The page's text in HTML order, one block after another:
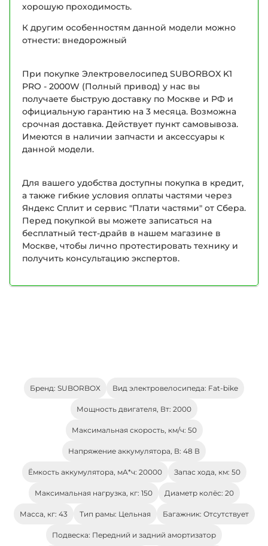
хорошую проходимость.
К другим особенностям данной модели можно
отнести: внедорожный
При покупке Электровелосипед SUBORBOX K1
PRO - 2000W (Полный привод) у нас вы
получаете быструю доставку по Москве и РФ и
официальную гарантию на 3 месяца. Возможна
срочная доставка. Действует пункт самовывоза.
Имеются в наличии запчасти и аксессуары к
данной модели.
Для вашего удобства доступны покупка в кредит,
а также гибкие условия оплаты частями через
Яндекс Сплит и сервис "Плати частями" от Сбера.
Перед покупкой вы можете записаться на
бесплатный тест-драйв в нашем магазине в
Москве, чтобы лично протестировать технику и
получить консультацию экспертов.
Бренд: SUBORBOX Вид электровелосипеда: Fat-bike
Мощность двигателя, Вт: 2000
Максимальная скорость, км/ч: 50
Напряжение аккумулятора, В: 48 В
Ёмкость аккумулятора, мА*ч: 20000 Запас хода, км: 50
Максимальная нагрузка, кг: 150 Диаметр колёс: 20
Масса, кг: 43 Тип рамы: Цельная Багажник: Отсутствует
Подвеска: Передний и задний амортизатор